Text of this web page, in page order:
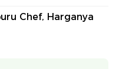
Chef, Harganya